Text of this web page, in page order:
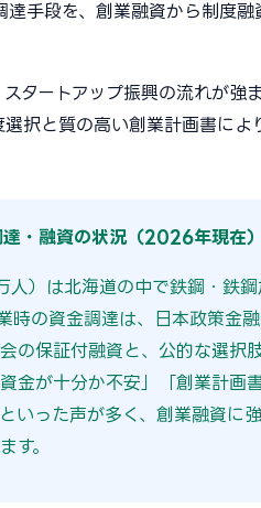
達手段を、創業融資から制度
タートアップ振興の流れが強
選択と質の高い創業計画書に
・融資の状況（2026年現在）
人）は北海道の中で鉄鋼・鉄
時の資金調達は、日本政策金
の保証付融資と、公的な選択
金が十分か不安」「創業計画
いった声が多く、創業融資に
す。